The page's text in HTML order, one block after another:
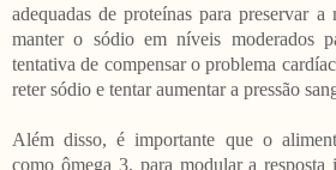
adequadas de proteínas para preservar a
manter o sódio em níveis moderados
tentativa de compensar o problema
reter sódio e tentar aumentar a pressão
Além disso, é importante que o
como ômega 3, para modular a resposta